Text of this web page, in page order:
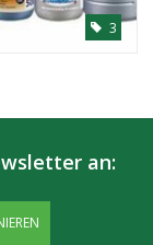
3
an: